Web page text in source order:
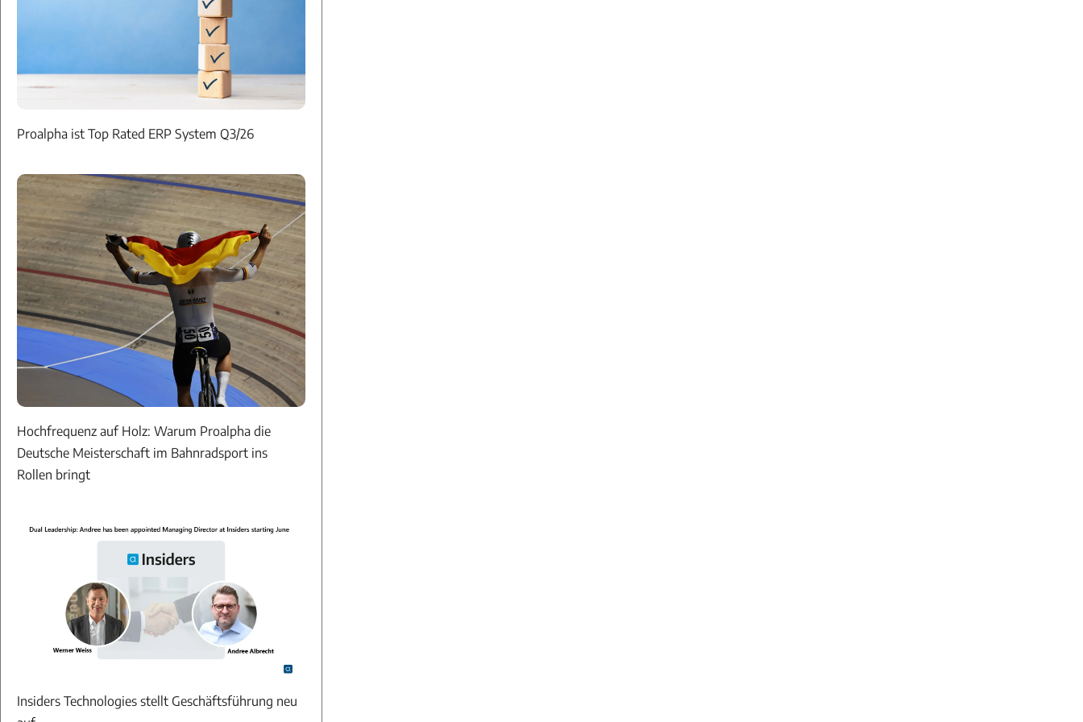
Proalpha ist Top Rated ERP System Q3/26
Hochfrequenz auf Holz: Warum Proalpha die
Deutsche Meisterschaft im Bahnradsport ins
Rollen bringt
Insiders Technologies stellt Geschäftsführung neu